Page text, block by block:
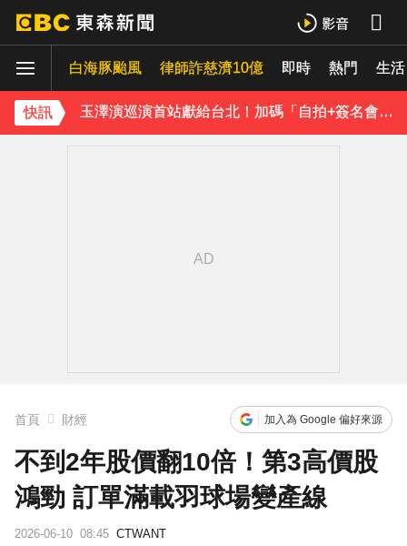
白海豚颱風 律師詐慈濟10億 即時 熱門 生活
快訊
玉澤演巡演首站獻給台北！加碼「自拍+簽名會」 寵粉無極限
快訊／方志友、楊銘威離婚 「無法再做情人、永遠是家人」
橋上懸掛5屍體！墨西哥小鎮爆慘案 居民嘆：晚上如鬼城
首頁 財經 加入為 Google 偏好來源
不到2年股價翻10倍！第3高價股
鴻勁 訂單滿載羽球場變產線
2026-06-10 08:45 CTWANT